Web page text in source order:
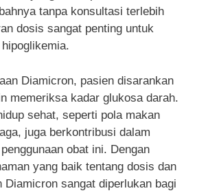
tanpa konsultasi terlebih
dosis sangat penting untuk
Diamicron, pasien disarankan
memeriksa kadar glukosa darah.
sehat, seperti pola makan
juga berkontribusi dalam
obat ini. Dengan
yang baik tentang dosis dan
Diamicron sangat diperlukan bagi